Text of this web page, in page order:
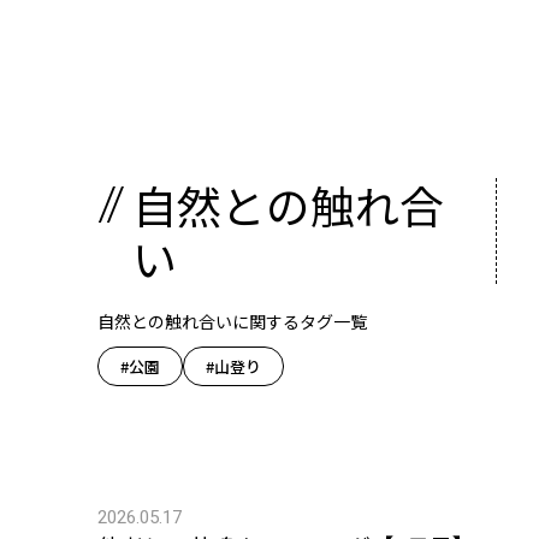
自然との触れ合
い
自然との触れ合いに関するタグ一覧
#公園 #山登り
2026.05.17